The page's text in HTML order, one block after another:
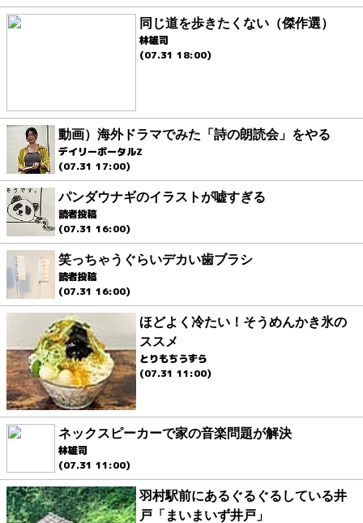
同じ道を歩きたくない（傑作選）
林雄司
(07.31 18:00)
動画）海外ドラマでみた「詩の朗読会」をやる
デイリーポータルZ
(07.31 17:00)
パンダウナギのイラストが嘘すぎる
読者投稿
(07.31 16:00)
笑っちゃうぐらいデカい歯ブラシ
読者投稿
(07.31 16:00)
ほどよく冷たい！そうめんかき氷の
ススメ
とりもちうずら
(07.31 11:00)
ネックスピーカーで家の音楽問題が解決
林雄司
(07.31 11:00)
羽村駅前にあるぐるぐるしている井
戸「まいまいず井戸」